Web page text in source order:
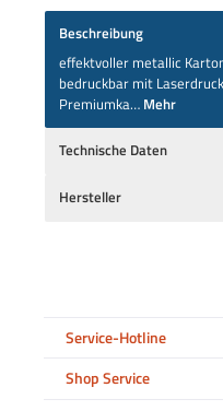
Beschreibung
effektvoller metallic
bedruckbar mit
Premiumka… Mehr
Technische Daten
Hersteller
Service-Hotline
Shop Service